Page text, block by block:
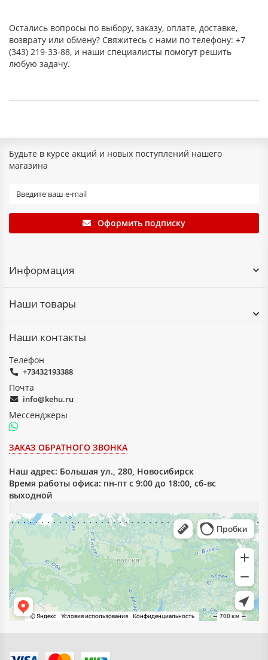
диэлектрическая прочность при очень высоких
температурах.
Вся продукция имеет гарантийный срок хранения.
Остались вопросы по выбору, заказу, оплате, доставке,
возврату или обмену? Свяжитесь с нами по телефону: +7
(343) 219-33-88, и наши специалисты помогут решить
любую задачу.
Будьте в курсе акций и новых поступлений нашего
магазина
Оформить подписку
Информация
Наши товары
Наши контакты
Телефон
+73432193388
Почта
info@kehu.ru
Мессенджеры
ЗАКАЗ ОБРАТНОГО ЗВОНКА
Наш адрес: Большая ул., 280, Новосибирск
Время работы офиса: пн-пт с 9:00 до 18:00, сб-вс
выходной